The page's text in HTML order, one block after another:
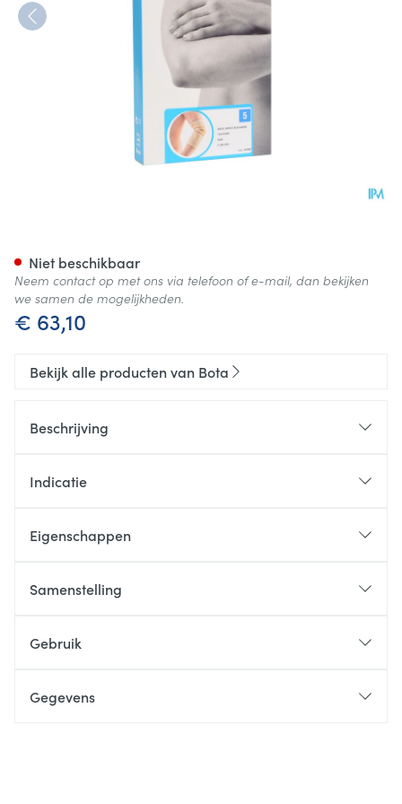
€ 63,10
Niet beschikbaar
Neem contact op met ons via telefoon of e-mail, dan bekijken
we samen de mogelijkheden.
Bekijk alle producten van Bota
Beschrijving
Indicatie
Eigenschappen
Samenstelling
Gebruik
Gegevens